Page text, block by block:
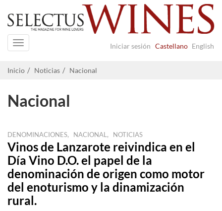
Iniciar sesión Castellano English
Navigation
Inicio Noticias Nacional
Nacional
DENOMINACIONES, NACIONAL , NOTICIAS
Vinos de Lanzarote reivindica en el
Día Vino D.O. el papel de la
denominación de origen como motor
del enoturismo y la dinamización
rural.